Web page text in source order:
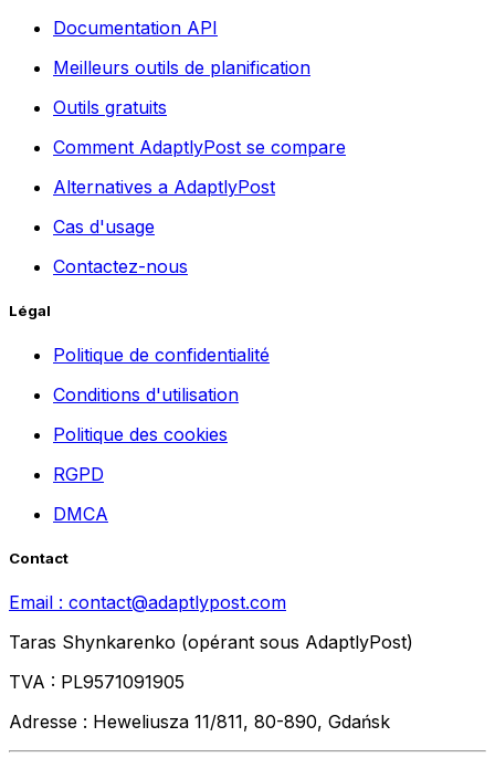
Documentation API
Meilleurs outils de planification
Outils gratuits
Comment AdaptlyPost se compare
Alternatives a AdaptlyPost
Cas d'usage
Contactez-nous
Légal
Politique de confidentialité
Conditions d'utilisation
Politique des cookies
RGPD
DMCA
Contact
Email : contact@adaptlypost.com
Taras Shynkarenko (opérant sous AdaptlyPost)
TVA : PL9571091905
Adresse : Heweliusza 11/811, 80-890, Gdańsk